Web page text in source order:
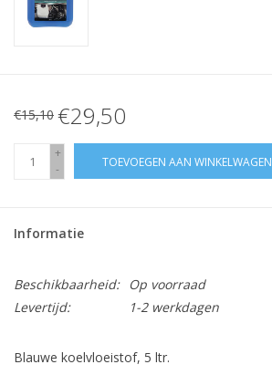
€15,10 €29,50
+
-
TOEVOEGEN AAN WINKELWAGEN
Informatie
Beschikbaarheid:
Op voorraad
Levertijd:
1-2 werkdagen
Blauwe koelvloeistof, 5 ltr.